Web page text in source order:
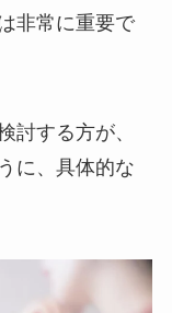
非常に重要で
討する方が、
に、具体的な